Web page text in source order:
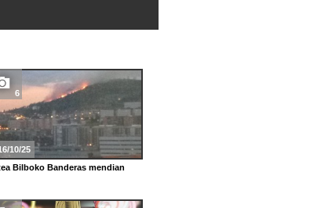
6
10/25
Bilboko Banderas mendian